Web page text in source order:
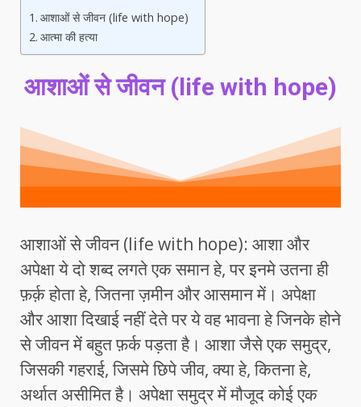
आशाओं से जीवन (life with hope)
आत्मा की हत्या
आशाओं से जीवन (life with hope)
आशाओं से जीवन (life with hope): आशा और
अपेक्षा ये दो शब्द लगते एक समान हे, पर इनमे उतना ही
फ़र्क़ होता हे, जितना ज़मीन और आसमान में। अपेक्षा
और आशा दिखाई नहीं देते पर ये वह भावना हे जिनके होने
से जीवन में बहुत फ़र्क पड़ता है। आशा जैसे एक समुद्र,
जिसकी गहराई, जिसमे छिपे जीव, क्या हे, कितना हे,
अर्थात असीमित है। अपेक्षा समुद्र में मौजूद कोई एक